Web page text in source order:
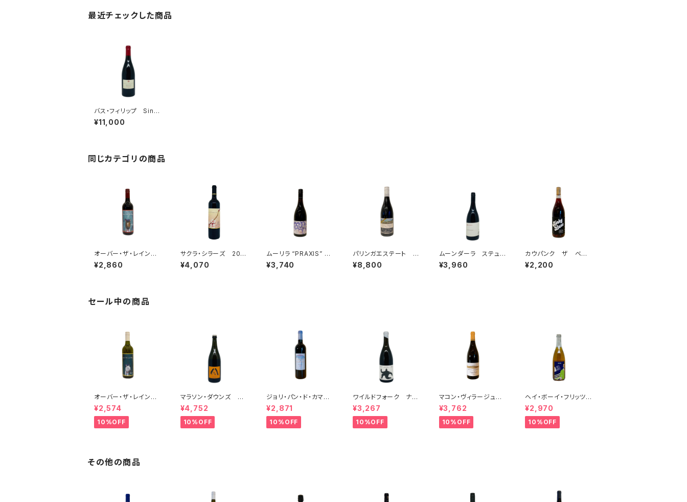
最近チェックした商品
バス・フィリップ Sinc
e1979 ピノ・ノワー
ル 2020
¥11,000
同じカテゴリの商品
オーバー・ザ・レインボ
ー 亜硫酸無添加・シラ
ーズ (午) 2025
¥2,860
サクラ・シラーズ 202
3 ウインダウリーエス
テート
¥4,070
ムーリラ “PRAXIS” ピ
ノ・ノワール 2023
¥3,740
パリンガエステート ロ
ビンソンヴィンヤード
ピノノワール 2014
¥8,800
ムーンダーラ ステュー
ドベイカー ピノ・ノワ
ール 2022
¥3,960
カウパンク ザ ベ
ア タッチ スリンキ
ー・ベア ピノ・ノワール
¥2,200
セール中の商品
オーバー・ザ・レインボ
ー・シャルドネ(午) 20
25
¥2,574
10%OFF
マラソン・ダウンズ ソ
ーヴィニヨン・ブラン
ペティアンナチュール
2022
¥4,752
10%OFF
ジョリ・パン・ド・カマン
サック 2018
¥2,871
10%OFF
ワイルドフォーク ナチ
ュラル シャルドネ 2
023
¥3,267
10%OFF
マコン・ヴィラージュ
ハピネス 2023 ブレ
ノ・ベランジェ
¥3,762
10%OFF
ヘイ・ボーイ・フリッツァ
ンテ・ビアンコ 2022
オールド・ボーイ
¥2,970
10%OFF
その他の商品